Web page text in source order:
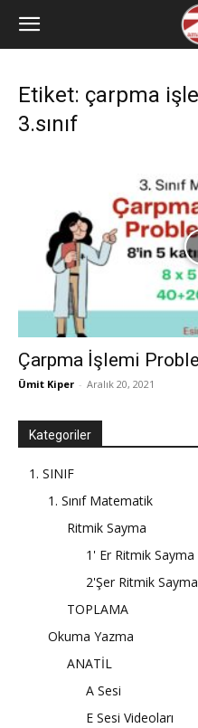
Etiket: çarpma
3.sınıf
Çarpma İşlemi
Ümit Kiper - Aralık 20, 2021
Kategoriler
1. SINIF
1. Sınıf Matematik
Ritmik Sayma
1' Er Ritmik Sayma
2'Şer Ritmik Sayma
TOPLAMA
Okuma Yazma
ANATİL
A Sesi
E Sesi Videoları